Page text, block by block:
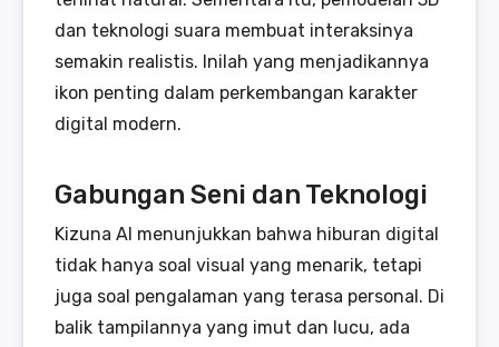
dan teknologi suara membuat interaksinya
semakin realistis. Inilah yang menjadikannya
ikon penting dalam perkembangan karakter
digital modern.
Gabungan Seni dan Teknologi
Kizuna AI menunjukkan bahwa hiburan digital
tidak hanya soal visual yang menarik, tetapi
juga soal pengalaman yang terasa personal. Di
balik tampilannya yang imut dan lucu, ada